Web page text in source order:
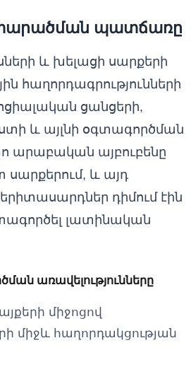
պատճառը
և խելացի սարքերի
հաղորդագրությունների
ցանցերի,
և այլնի օգտագործման
արաբական այբուբենը
սարքերում, և այդ
դիմում էին
լատինական
առավելությունները
միջոցով
միջև հաղորդակցության